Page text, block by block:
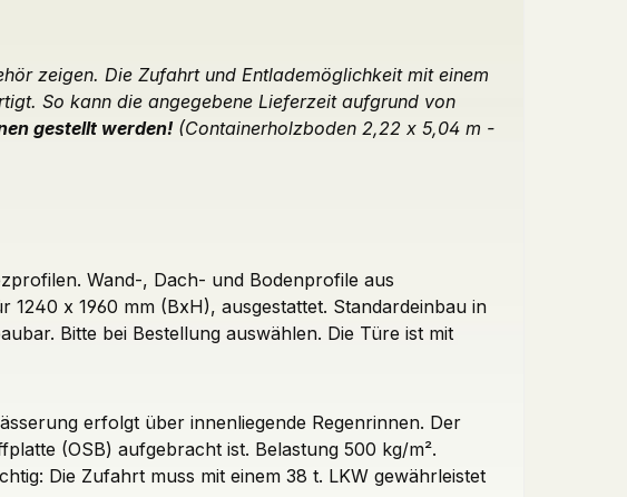
zeigen. Die Zufahrt und Entlademöglichkeit mit einem
So kann die angegebene Lieferzeit aufgrund von
gestellt werden! (Containerholzboden 2,22 x 5,04 m -
Wand-, Dach- und Bodenprofile aus
x 1960 mm (BxH), ausgestattet. Standardeinbau in
Bitte bei Bestellung auswählen. Die Türe ist mit
erfolgt über innenliegende Regenrinnen. Der
(OSB) aufgebracht ist. Belastung 500 kg/m².
Die Zufahrt muss mit einem 38 t. LKW gewährleistet